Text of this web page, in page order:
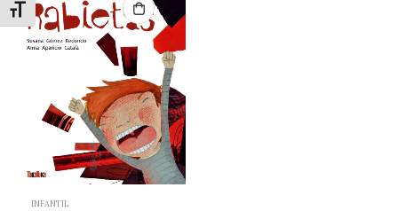
Alternar tamaño de letra
INFANTIL